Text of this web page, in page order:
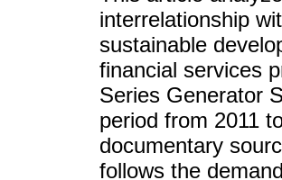
interrelationship
sustainable
financial services
Series Generator
period from 2011
documentary
follows the